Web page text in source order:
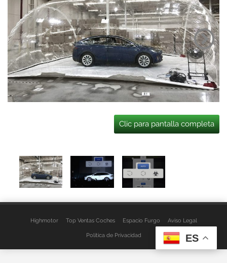
Clic para pantalla completa
Highmotor Top Ventas Coches Espacio Furgo Aviso Legal
Política de Privacidad ES